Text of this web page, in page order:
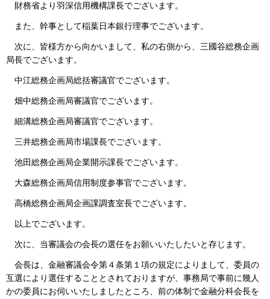
財務省より羽深信用機構課長でございます。
また、幹事として稲葉日本銀行理事でございます。
次に、皆様方から向かいまして、私の右側から、三國谷総務企画
局長でございます。
中江総務企画局総括審議官でございます。
畑中総務企画局審議官でございます。
細溝総務企画局審議官でございます。
三井総務企画局市場課長でございます。
池田総務企画局企業開示課長でございます。
大森総務企画局信用制度参事官でございます。
高橋総務企画局企画課調査室長でございます。
以上でございます。
次に、当審議会の会長の選任をお願いいたしたいと存じます。
会長は、金融審議会令第４条第１項の規定によりまして、委員の
互選により選任することとされておりますが、事務局で事前に幾人
かの委員にお伺いいたしましたところ、前の体制で金融分科会長を